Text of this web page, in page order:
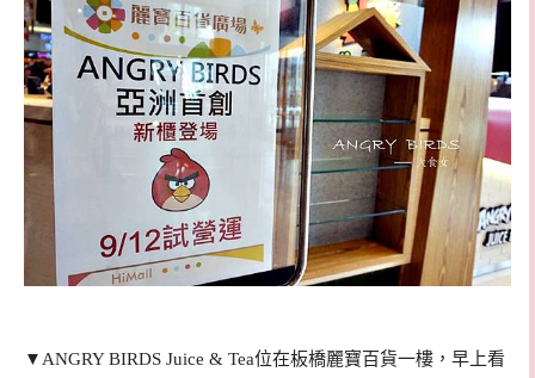
▼ANGRY BIRDS Juice & Tea位在板橋麗寶百貨一樓，早上看